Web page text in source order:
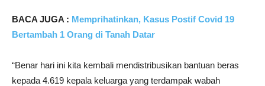
BACA JUGA : Memprihatinkan, Kasus Postif Covid 19
Bertambah 1 Orang di Tanah Datar
“Benar hari ini kita kembali mendistribusikan bantuan beras
kepada 4.619 kepala keluarga yang terdampak wabah